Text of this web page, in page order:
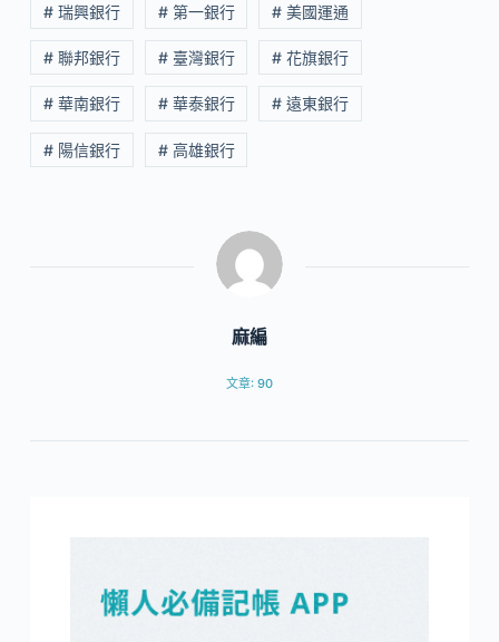
# 瑞興銀行 # 第一銀行 # 美國運通
# 聯邦銀行 # 臺灣銀行 # 花旗銀行
# 華南銀行 # 華泰銀行 # 遠東銀行
# 陽信銀行 # 高雄銀行
麻編
文章: 90